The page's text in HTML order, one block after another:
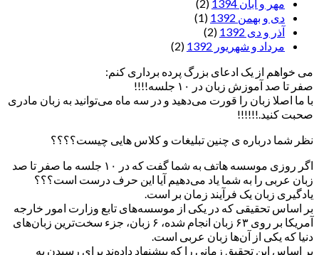
مهر و آبان 1394
(2)
دی و بهمن 1392
(1)
آذر و دی 1392
(2)
مرداد و شهریور 1392
(2)
می خواهم از یک ادعای بزرگ پرده برداری کنم:
صفر تا صد آموزش زبان در ۱۰ جلسه!!!!
با ما اصلا زبان را قورت می‌دهید و در سه ماه می‌توانید به زبان مادری
صحبت کنید.!!!!!!
نظر شما درباره ی چنین تبلیغات و کلاس هایی چیست؟؟؟؟
اگر روزی موسسه هاتف به شما گفت که در ۱۰ جلسه ما صفر تا صد
زبان عربی را به شما یاد می‌دهیم آیا این حرف درست است؟؟؟
یادگیری زبان یک فرآیند زمان بر است.
بر اساس تحقیقی که در یکی از موسسه‌های تابع وزارت امور خارجه
آمریکا بر روی ۶۳ زبان انجام شده، ۶ زبان‌، جزء سخت‌ترین زبان‌های
دنیا که یکی از آن‌ها زبان عربی است.
بر اساس این تحقیق زمانی را که پیشنهاد داده‌ند برای رسیدن به